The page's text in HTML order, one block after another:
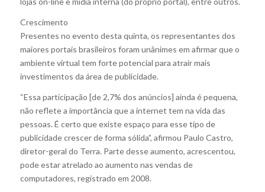
Crescimento
Presentes no evento desta quinta, os representantes dos
maiores portais brasileiros foram unânimes em afirmar que o
ambiente virtual tem forte potencial para atrair mais
investimentos da área de publicidade.
“Essa participação [de 2,7% dos anúncios] ainda é pequena,
não reflete a importância que a internet tem na vida das
pessoas. É certo que existe espaço para esse tipo de
publicidade crescer de forma sólida”, afirmou Paulo Castro,
diretor-geral do Terra. Parte desse aumento, acrescentou,
pode estar atrelado ao aumento nas vendas de
computadores, registrado em 2008.